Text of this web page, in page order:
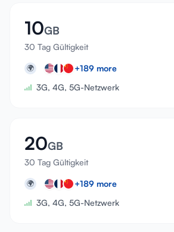
10GB
30 Tag Gültigkeit
🌍 +189 more
3G, 4G, 5G-Netzwerk
20GB
30 Tag Gültigkeit
🌍 +189 more
3G, 4G, 5G-Netzwerk